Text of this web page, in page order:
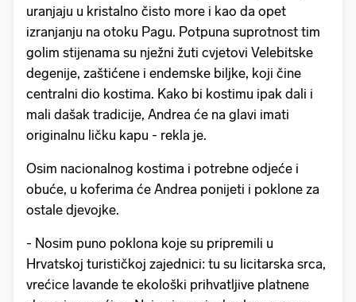
uranjaju u kristalno čisto more i kao da opet
izranjanju na otoku Pagu. Potpuna suprotnost tim
golim stijenama su nježni žuti cvjetovi Velebitske
degenije, zaštićene i endemske biljke, koji čine
centralni dio kostima. Kako bi kostimu ipak dali i
mali dašak tradicije, Andrea će na glavi imati
originalnu ličku kapu - rekla je.
Osim nacionalnog kostima i potrebne odjeće i
obuće, u koferima će Andrea ponijeti i poklone za
ostale djevojke.
- Nosim puno poklona koje su pripremili u
Hrvatskoj turističkoj zajednici: tu su licitarska srca,
vrećice lavande te ekološki prihvatljive platnene